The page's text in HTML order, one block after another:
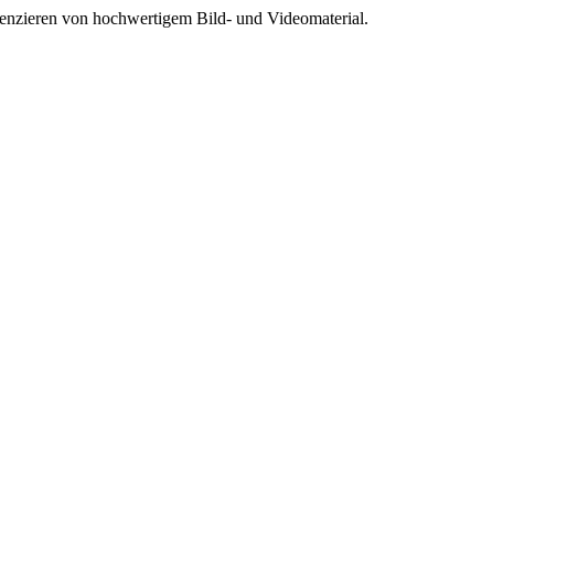
von hochwertigem Bild- und Videomaterial.